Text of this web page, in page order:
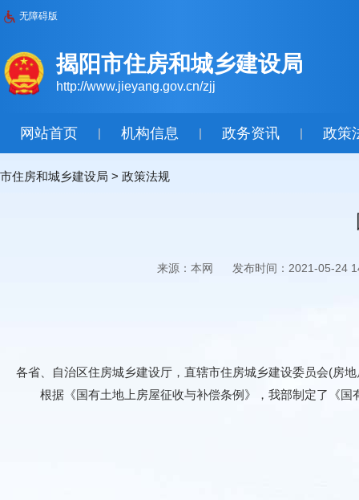
无障碍版
揭阳市住房和城乡建设局
http://www.jieyang.gov.cn/zjj
网站首页 | 机构信息 | 政务资讯 | 政策
市住房和城乡建设局 > 政策法规
来源：本网 发布时间：2021-05-24
各省、自治区住房城乡建设厅，直辖市住房城乡建设委员会(房
根据《国有土地上房屋征收与补偿条例》，我部制定了《国